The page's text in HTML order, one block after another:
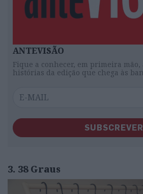
ANTEVISÃO
Fique a conhecer, em primeira
histórias da edição que chega às
SUBSCREVER
3. 38 Graus